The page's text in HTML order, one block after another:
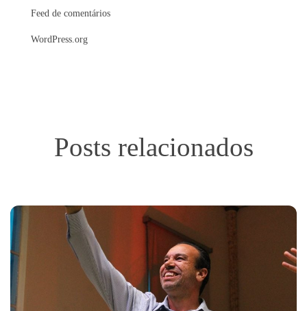
Feed de comentários
WordPress.org
Posts relacionados